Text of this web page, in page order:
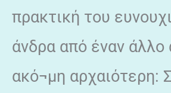
πρακτική του
άνδρα από έναν άλλο
ακό¬μη αρχαιότερη: